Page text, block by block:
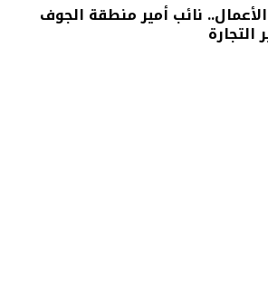
نائب أمير منطقة الجوف